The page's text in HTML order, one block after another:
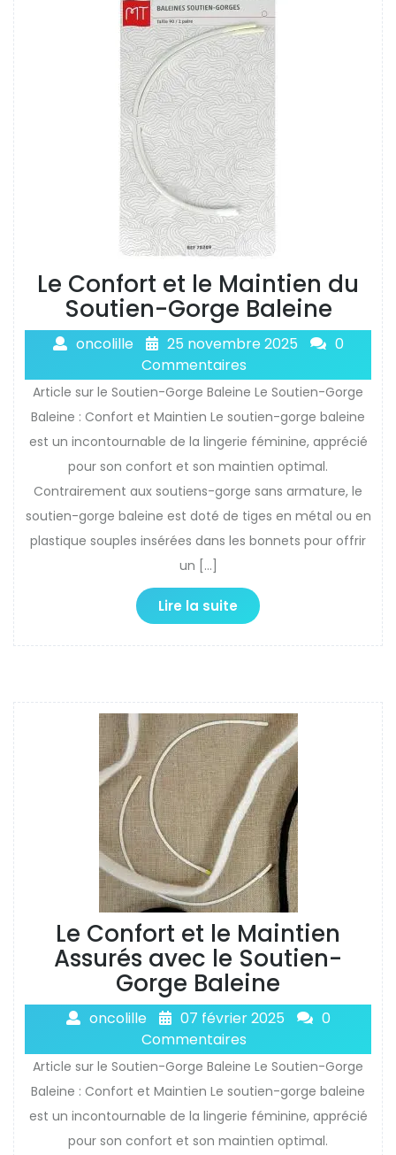
Le Confort et le Maintien du
Soutien-Gorge Baleine
oncolille 25 novembre 2025
0
Commentaires
Article sur le Soutien-Gorge Baleine Le Soutien-Gorge
Baleine : Confort et Maintien Le soutien-gorge baleine
est un incontournable de la lingerie féminine, apprécié
pour son confort et son maintien optimal.
Contrairement aux soutiens-gorge sans armature, le
soutien-gorge baleine est doté de tiges en métal ou en
plastique souples insérées dans les bonnets pour offrir
un […]
Lire la suite
Le Confort et le Maintien
Assurés avec le Soutien-
Gorge Baleine
oncolille 07 février 2025
0
Commentaires
Article sur le Soutien-Gorge Baleine Le Soutien-Gorge
Baleine : Confort et Maintien Le soutien-gorge baleine
est un incontournable de la lingerie féminine, apprécié
pour son confort et son maintien optimal.